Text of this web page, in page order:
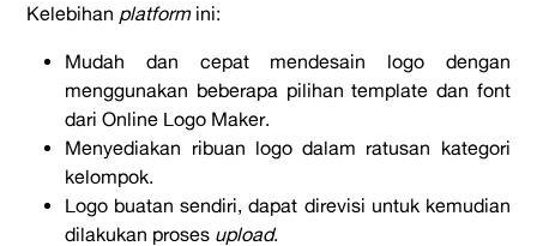
Kelebihan platformini:
Mudah dan cepat mendesain logo dengan
menggunakan beberapa pilihan template dan font
dari Online Logo Maker.
Menyediakan ribuan logo dalam ratusan kategori
kelompok.
Logo buatan sendiri, dapat direvisi untuk kemudian
dilakukan proses upload.